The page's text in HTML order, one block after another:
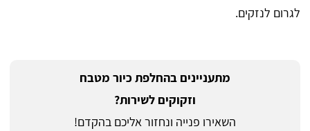
לגרום לנזקים.
מתעניינים בהחלפת כיור מטבח
וזקוקים לשירות?
השאירו פנייה ונחזור אליכם בהקדם!